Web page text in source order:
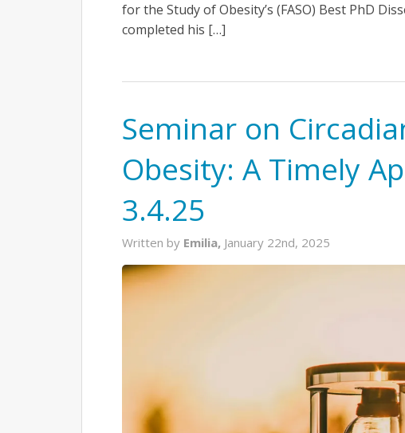
for the Study of Obesity’s (FASO) Best PhD
completed his […]
Seminar on
Obesity: A Timely
3.4.25
Written by Emilia, January 22nd, 2025